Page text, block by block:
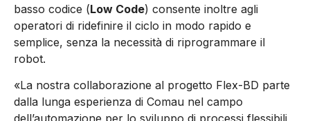
basso codice (Low Code) consente inoltre agli
operatori di ridefinire il ciclo in modo rapido e
semplice, senza la necessità di riprogrammare il
robot.
«La nostra collaborazione al progetto Flex-BD parte
dalla lunga esperienza di Comau nel campo